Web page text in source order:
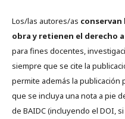
Los/las autores/as
obra y retienen el derecho
para fines docentes,
siempre que se cite la
permite además la
que se incluya una nota a pie
de BAIDC (incluyendo el DOI,